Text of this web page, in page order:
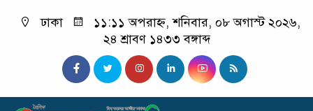
ঢাকা
১১:১১ অপরাহ্ন, শনিবার, ০৮ অগাস্ট ২০২৬,
২৪ শ্রাবণ ১৪৩৩ বঙ্গাব্দ